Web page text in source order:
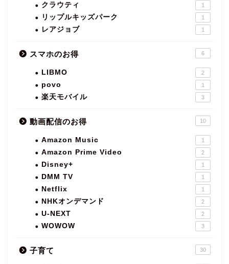
クラウティ 1
リップルキッズパーク 1
レアジョブ 1
スマホのお得 6
LIBMO 2
povo 1
楽天モバイル 3
動画配信のお得 10
Amazon Music 1
Amazon Prime Video 2
Disney+ 1
DMM TV 1
Netflix 1
NHKオンデマンド 2
U-NEXT 2
WOWOW 3
子育て 30